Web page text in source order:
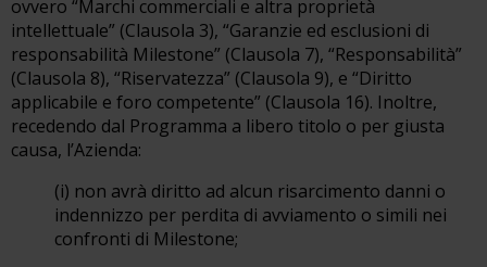
ovvero “Marchi commerciali e altra proprietà
intellettuale” (Clausola 3), “Garanzie ed esclusioni di
responsabilità Milestone” (Clausola 7), “Responsabilità”
(Clausola 8), “Riservatezza” (Clausola 9), e “Diritto
applicabile e foro competente” (Clausola 16). Inoltre,
recedendo dal Programma a libero titolo o per giusta
causa, l’Azienda:
(i) non avrà diritto ad alcun risarcimento danni o
indennizzo per perdita di avviamento o simili nei
confronti di Milestone;